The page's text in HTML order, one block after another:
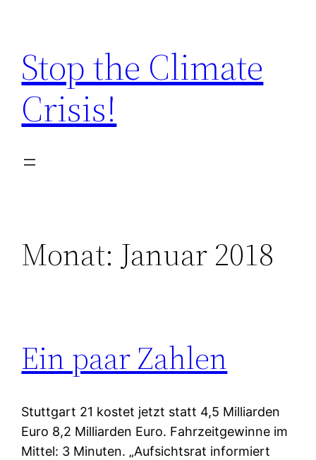
springen
Stop the Climate
Crisis!
Monat: Januar 2018
Ein paar Zahlen
Stuttgart 21 kostet jetzt statt 4,5 Milliarden
Euro 8,2 Milliarden Euro. Fahrzeitgewinne im
Mittel: 3 Minuten. „Aufsichtsrat informiert